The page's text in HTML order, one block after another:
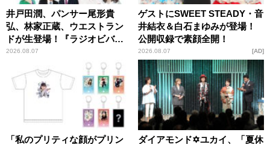
井戸田潤、パンサー尾形貴
弘、林家正蔵、ウエストラン
ドが生登場！『ラジオビバリ
ー昼ズ』
2026.08.07
ゲストにSWEET STEADY・音
井結衣＆白石まゆみが登場！
公開収録で素顔全開！
2026.08.07 AD
「私のプリティな顔がプリン
ダイアモンド✡ユカイ、「夏休